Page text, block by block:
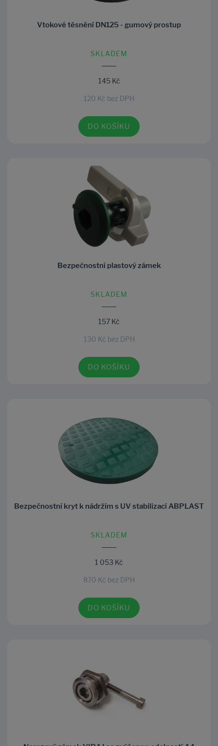
Vtokové těsnění DN125 - gumový prostup
SKLADEM
145 Kč
120 Kč bez DPH
DO KOŠÍKU
Bezpečnostní plastový zámek
SKLADEM
157 Kč
130 Kč bez DPH
DO KOŠÍKU
Bezpečnostní kryt k nádržím s UV stabilizací ABPLAST
SKLADEM
1 053 Kč
870 Kč bez DPH
DO KOŠÍKU